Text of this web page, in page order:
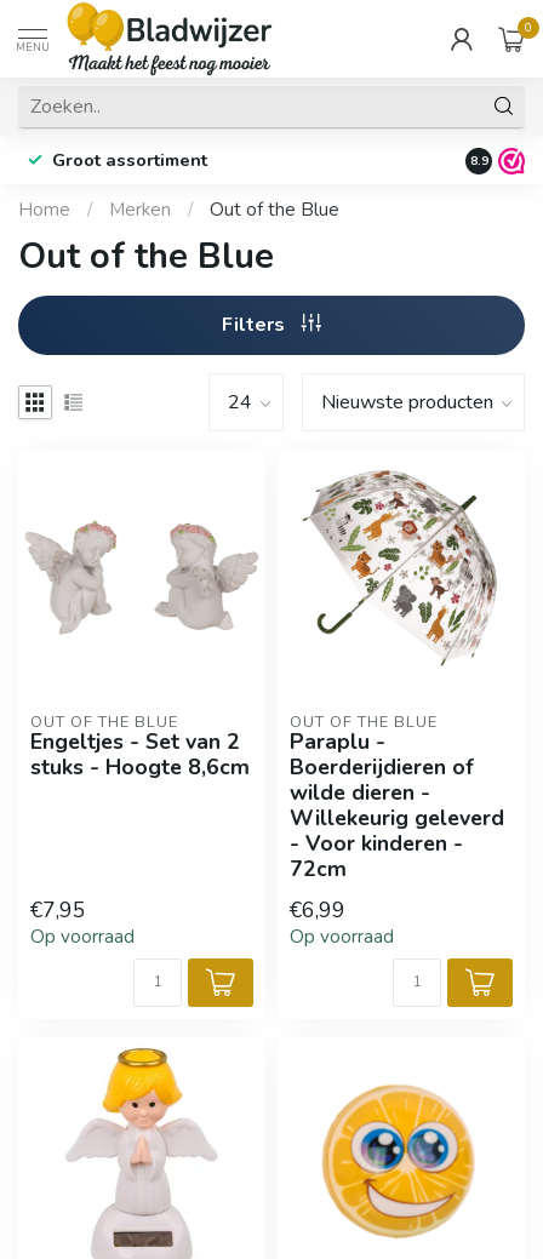
MENU
0
Groot assortiment Fysieke
8.9
Home / Merken / Out of the Blue
Out of the Blue
Filters
OUT OF THE BLUE
Engeltjes - Set van 2
stuks - Hoogte 8,6cm
€7,95
Op voorraad
OUT OF THE BLUE
Paraplu -
Boerderijdieren of
wilde dieren -
Willekeurig geleverd
- Voor kinderen -
72cm
€6,99
Op voorraad